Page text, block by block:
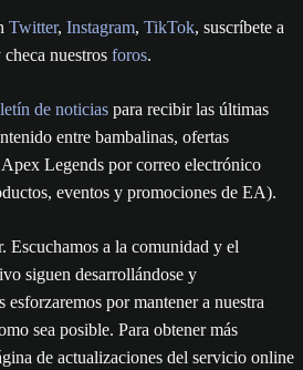
Twitter, Instagram, TikTok, suscríbete a
checa nuestros foros.
de noticias para recibir las últimas
entre bambalinas, ofertas
Legends por correo electrónico
eventos y promociones de EA).
Escuchamos a la comunidad y el
siguen desarrollándose y
por mantener a nuestra
sea posible. Para obtener más
de actualizaciones del servicio online